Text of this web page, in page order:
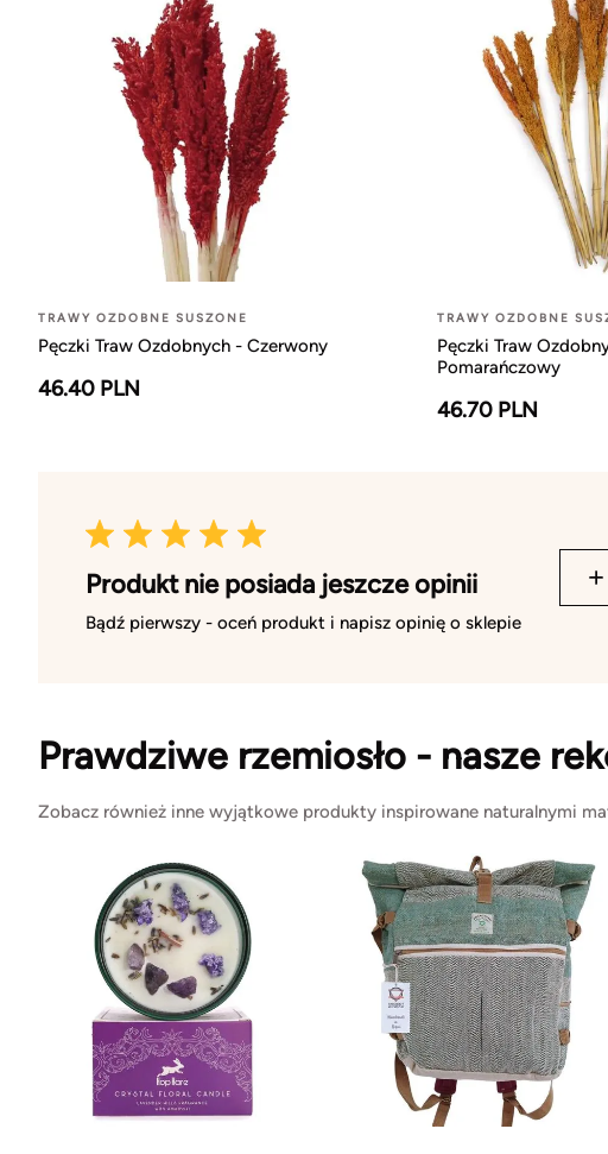
TRAWY OZDOBNE SUSZONE
Pęczki Traw Ozdobnych - Czerwony
46.40 PLN
TRAWY OZDOBNE
Pęczki Traw
Pomarańczowy
46.70 PLN
Produkt nie posiada jeszcze opinii
Bądź pierwszy - oceń produkt i napisz opinię o sklepie
Prawdziwe rzemiosło - nasze
Zobacz również inne wyjątkowe produkty inspirowane naturalnymi